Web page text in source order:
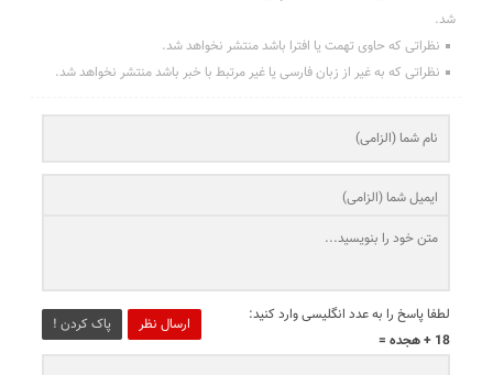
شد.
نظراتی که حاوی تهمت یا افترا باشد منتشر نخواهد شد.
نظراتی که به غیر از زبان فارسی یا غیر مرتبط با خبر باشد منتشر نخواهد شد.
ارسال نظر پاک کردن !
لطفا پاسخ را به عدد انگلیسی وارد کنید:
18 + هجده =